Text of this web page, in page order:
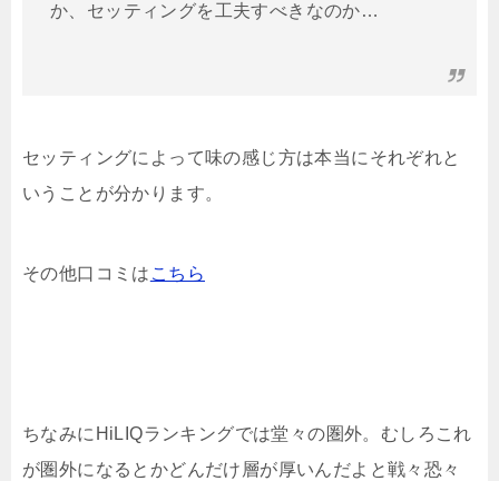
か、セッティングを工夫すべきなのか…
セッティングによって味の感じ方は本当にそれぞれと
いうことが分かります。
その他口コミは こちら
ちなみにHiLIQランキングでは堂々の圏外。むしろこれ
が圏外になるとかどんだけ層が厚いんだよと戦々恐々